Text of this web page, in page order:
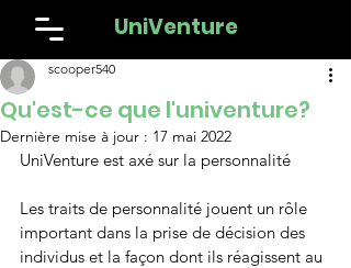
UniVenture
Qu'est-ce que l'univenture?
scooper540
Dernière mise à jour : 17 mai 2022
UniVenture est axé sur la personnalité
Les traits de personnalité jouent un rôle
important dans la prise de décision des
individus et la façon dont ils réagissent au